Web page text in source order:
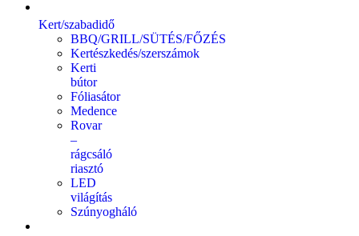
Kert/szabadidő
BBQ/GRILL/SÜTÉS/FŐZÉS
Kertészkedés/szerszámok
Kerti
bútor
Fóliasátor
Medence
Rovar
–
rágcsáló
riasztó
LED
világítás
Szúnyogháló